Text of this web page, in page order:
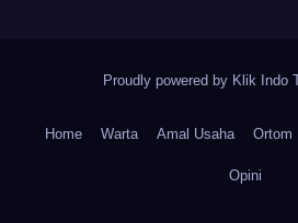
Proudly powered by Klik Indo
Home Warta Amal Usaha Ortom
Opini